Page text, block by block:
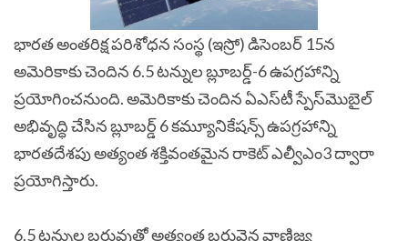
భారత అంతరిక్ష పరిశోధన సంస్థ (ఇస్రో) డిసెంబర్ 15న
అమెరికాకు చెందిన 6.5 టన్నుల బ్లూబర్డ్-6 ఉపగ్రహాన్ని
ప్రయోగించనుంది. అమెరికాకు చెందిన ఏఎస్‌టీ స్పేస్‌మొబైల్
అభివృద్ధి చేసిన బ్లూబర్డ్ 6 కమ్యూనికేషన్స్ ఉపగ్రహాన్ని
భారతదేశపు అత్యంత శక్తివంతమైన రాకెట్ ఎల్వీఎం3 ద్వారా
ప్రయోగిస్తారు.
6.5 టన్నుల బరువుతో అత్యంత బరువైన వాణిజ్య